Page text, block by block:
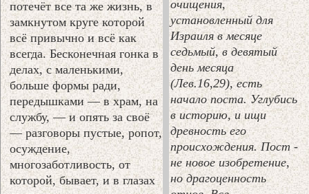
очищения,
установленный для
Израиля в месяце
седьмый, в девятый
день месяца
(Лев.16,29), есть
начало поста. Углубись
в историю, и ищи
древность его
происхождения. Пост -
не новое изобретение,
но драгоценность
потечёт все та же жизнь, в
замкнутом круге которой
всё привычно и всё как
всегда. Бесконечная гонка в
делах, с маленькими,
больше формы ради,
передышками — в храм, на
службу, — и опять за своё
— разговоры пустые, ропот,
осуждение,
многозаботливость, от
которой, бывает, и в глазах